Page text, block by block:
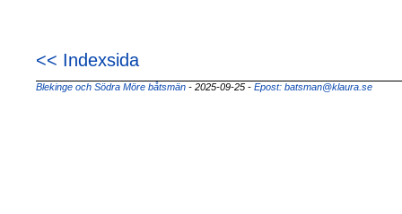
<< Indexsida
Blekinge och Södra Möre båtsmän - 2025-09-25 - Epost: batsman@klaura.se